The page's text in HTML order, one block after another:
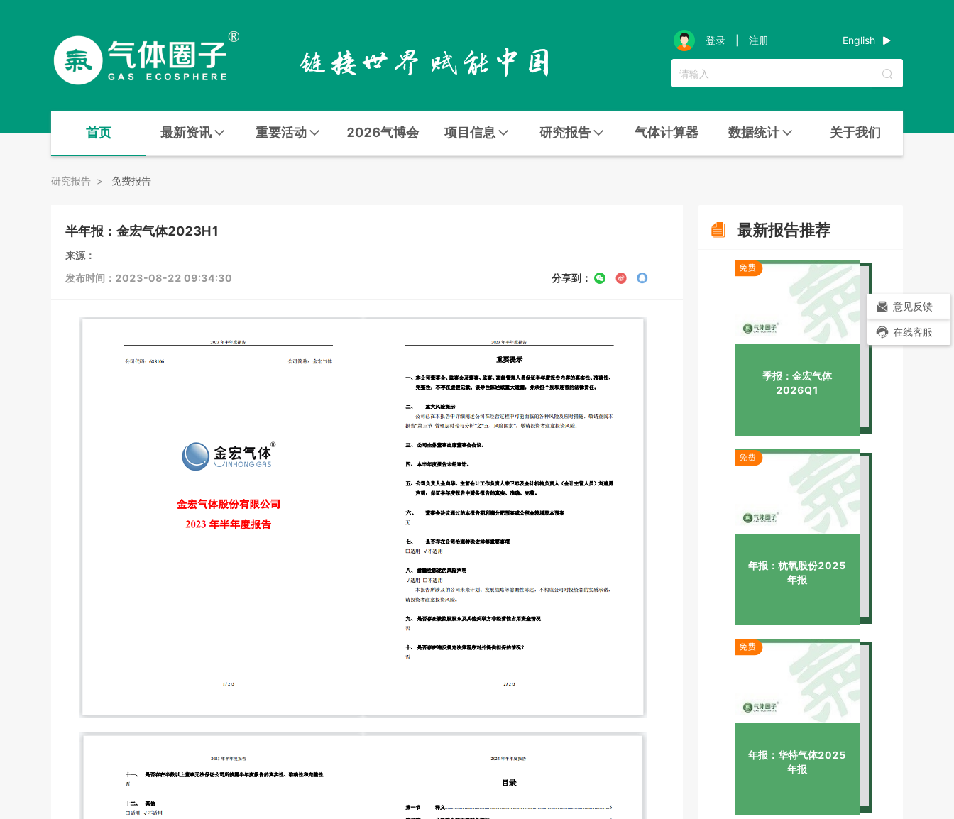
登录 注册 English
首页 最新资讯 重要活动 2026气博会 项目信息 研究报告 气体计算器 数据统计 关于我们
研究报告 > 免费报告
半年报：金宏气体2023H1
来源：
发布时间：2023-08-22 09:34:30
分享到：
最新报告推荐
季报：金宏气体
2026Q1
年报：杭氧股份2025
年报
年报：华特气体2025
年报
意见反馈
在线客服